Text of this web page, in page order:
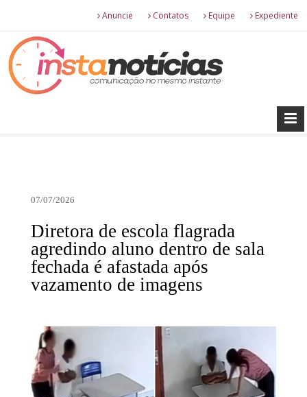
Anuncie Contatos Equipe Expediente
07/07/2026
Diretora de escola flagrada
agredindo aluno dentro de sala
fechada é afastada após
vazamento de imagens